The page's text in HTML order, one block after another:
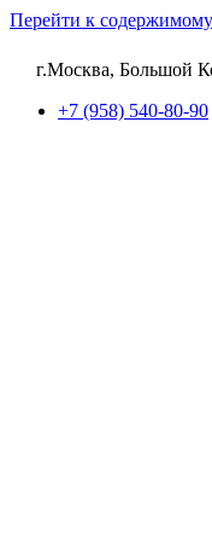
Перейти к содержимому
г.Москва, Большой
+7 (958) 540-80-90